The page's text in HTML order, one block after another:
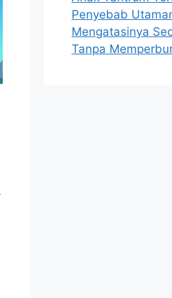
Penyebab
Mengatasinya
Tanpa